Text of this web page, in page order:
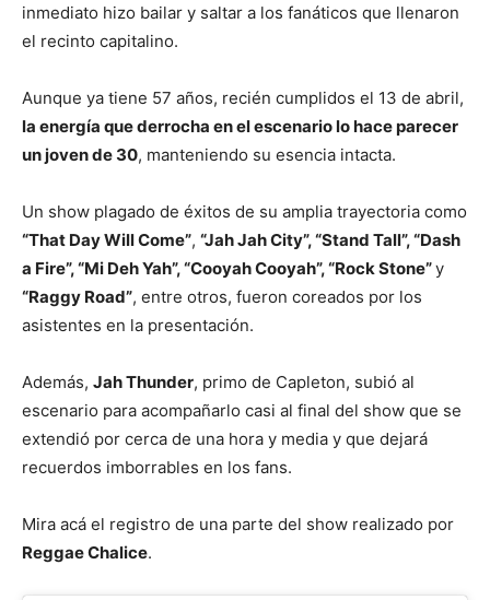
inmediato hizo bailar y saltar a los fanáticos que llenaron
el recinto capitalino.
Aunque ya tiene 57 años, recién cumplidos el 13 de abril,
la energía que derrocha en el escenario lo hace parecer
un joven de 30, manteniendo su esencia intacta.
Un show plagado de éxitos de su amplia trayectoria como
“That Day Will Come”, “Jah Jah City”, “Stand Tall”, “Dash
a Fire”, “Mi Deh Yah”, “Cooyah Cooyah”, “Rock Stone”y
“Raggy Road”, entre otros, fueron coreados por los
asistentes en la presentación.
Además, Jah Thunder, primo de Capleton, subió al
escenario para acompañarlo casi al final del show que se
extendió por cerca de una hora y media y que dejará
recuerdos imborrables en los fans.
Mira acá el registro de una parte del show realizado por
Reggae Chalice.